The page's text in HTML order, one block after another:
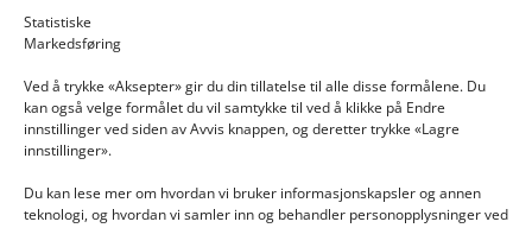
Statistiske
Markedsføring
Ved å trykke «Aksepter» gir du din tillatelse til alle disse formålene. Du
kan også velge formålet du vil samtykke til ved å klikke på Endre
innstillinger ved siden av Avvis knappen, og deretter trykke «Lagre
innstillinger».
Du kan lese mer om hvordan vi bruker informasjonskapsler og annen
teknologi, og hvordan vi samler inn og behandler personopplysninger ved
INFORMASJON